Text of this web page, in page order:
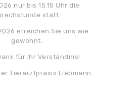
nur bis 15.15 Uhr die
statt.
erreichen Sie uns wie
gewohnt.
für Ihr Verständnis!
Tierarztpraxis Liebmann